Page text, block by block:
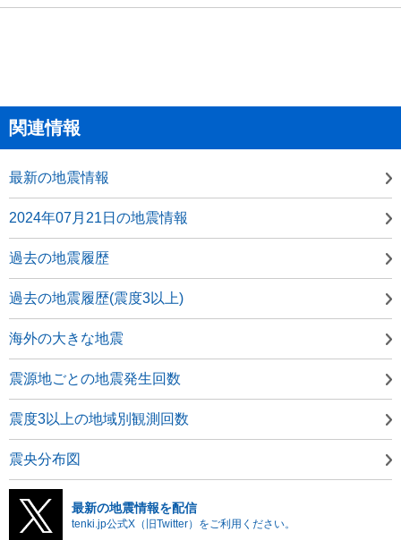
関連情報
最新の地震情報
2024年07月21日の地震情報
過去の地震履歴
過去の地震履歴(震度3以上)
海外の大きな地震
震源地ごとの地震発生回数
震度3以上の地域別観測回数
震央分布図
最新の地震情報を配信
tenki.jp公式X（旧Twitter）をご利用ください。